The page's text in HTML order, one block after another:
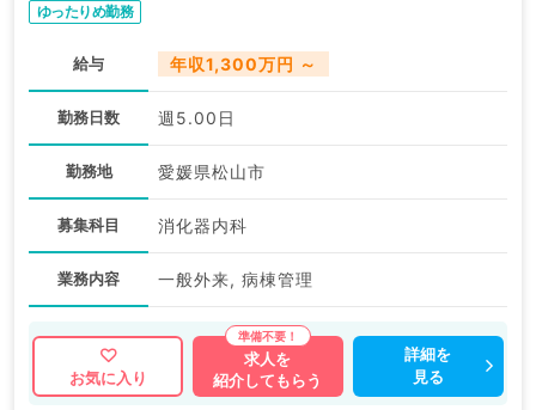
ゆったりめ勤務
給与 年収1,300万円 ～
勤務日数 週5.00日
勤務地 愛媛県松山市
募集科目 消化器内科
業務内容 一般外来, 病棟管理
お気に入り
求人を
紹介してもらう
詳細を
見る